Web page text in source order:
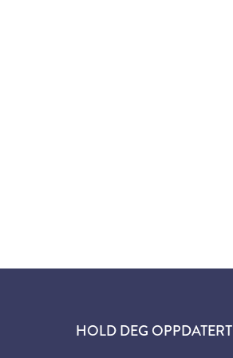
HOLD DEG OPPDATERT